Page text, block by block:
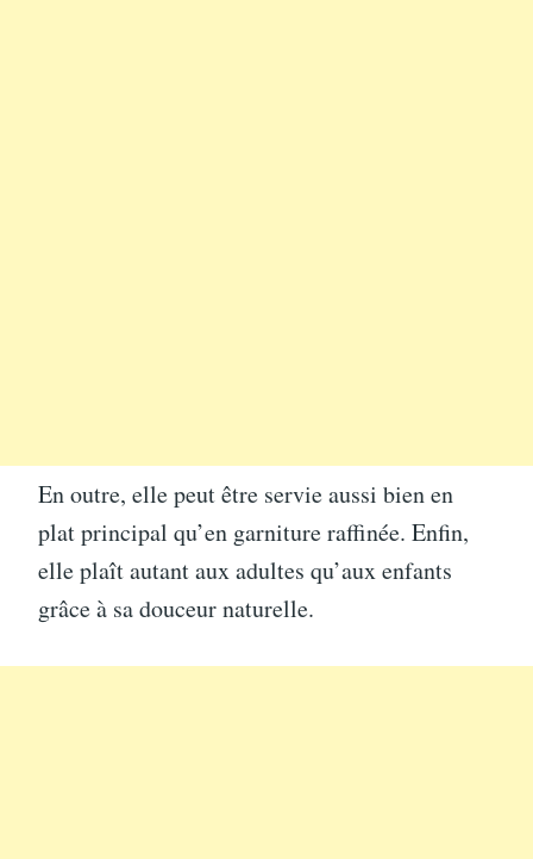
En outre, elle peut être servie aussi bien en
plat principal qu’en garniture raffinée. Enfin,
elle plaît autant aux adultes qu’aux enfants
grâce à sa douceur naturelle.